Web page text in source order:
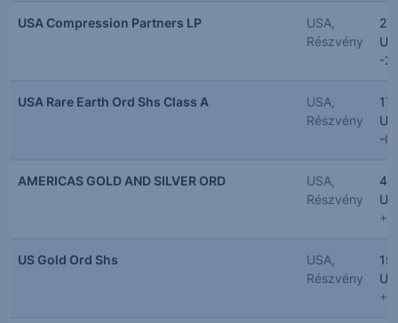
USA Compression Partners LP
USA,
Részvény
-
USA Rare Earth Ord Shs Class A
USA,
Részvény
-
AMERICAS GOLD AND SILVER ORD
USA,
Részvény
US Gold Ord Shs
USA,
Részvény